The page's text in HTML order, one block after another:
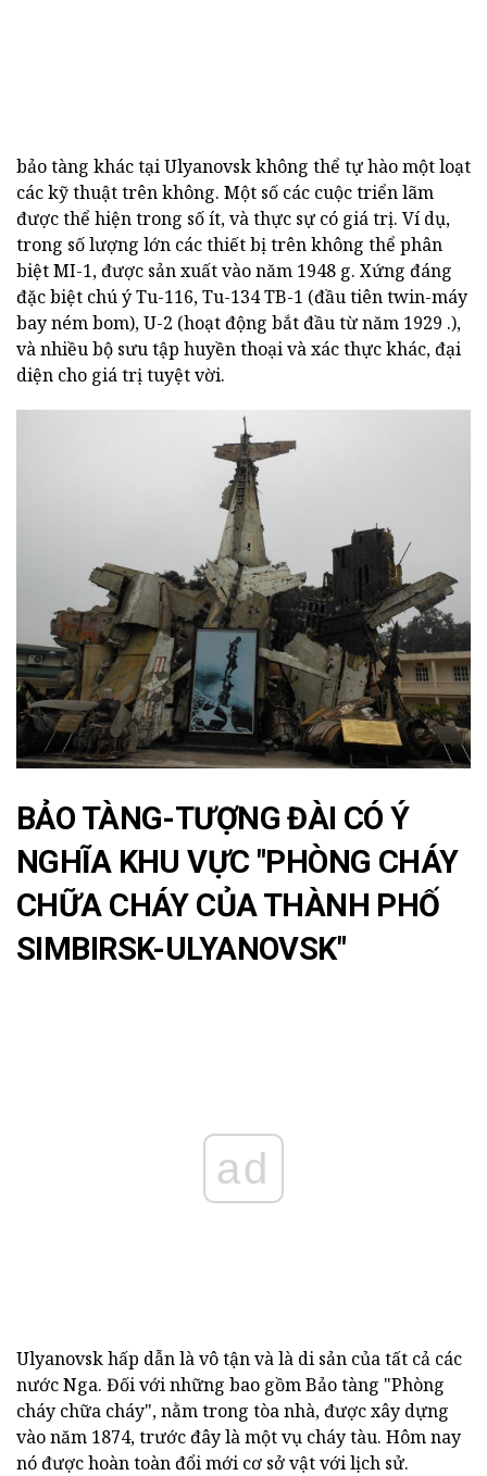
bảo tàng khác tại Ulyanovsk không thể tự hào một loạt
các kỹ thuật trên không. Một số các cuộc triển lãm
được thể hiện trong số ít, và thực sự có giá trị. Ví dụ,
trong số lượng lớn các thiết bị trên không thể phân
biệt MI-1, được sản xuất vào năm 1948 g. Xứng đáng
đặc biệt chú ý Tu-116, Tu-134 TB-1 (đầu tiên twin-máy
bay ném bom), U-2 (hoạt động bắt đầu từ năm 1929 .),
và nhiều bộ sưu tập huyền thoại và xác thực khác, đại
diện cho giá trị tuyệt vời.
BẢO TÀNG-TƯỢNG ĐÀI CÓ Ý
NGHĨA KHU VỰC "PHÒNG CHÁY
CHỮA CHÁY CỦA THÀNH PHỐ
SIMBIRSK-ULYANOVSK"
ad
Ulyanovsk hấp dẫn là vô tận và là di sản của tất cả các
nước Nga. Đối với những bao gồm Bảo tàng "Phòng
cháy chữa cháy", nằm trong tòa nhà, được xây dựng
vào năm 1874, trước đây là một vụ cháy tàu. Hôm nay
nó được hoàn toàn đổi mới cơ sở vật với lịch sử.